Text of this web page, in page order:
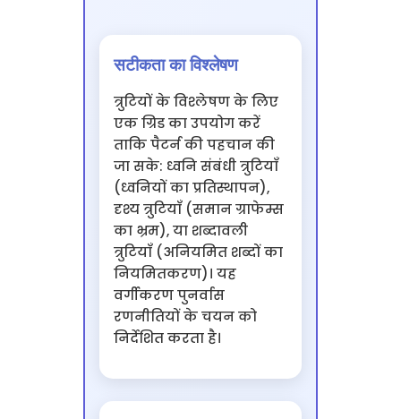
सटीकता का विश्लेषण
त्रुटियों के विश्लेषण के लिए
एक ग्रिड का उपयोग करें
ताकि पैटर्न की पहचान की
जा सके: ध्वनि संबंधी त्रुटियाँ
(ध्वनियों का प्रतिस्थापन),
दृश्य त्रुटियाँ (समान ग्राफेम्स
का भ्रम), या शब्दावली
त्रुटियाँ (अनियमित शब्दों का
नियमितकरण)। यह
वर्गीकरण पुनर्वास
रणनीतियों के चयन को
निर्देशित करता है।